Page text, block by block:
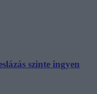
szinte ingyen